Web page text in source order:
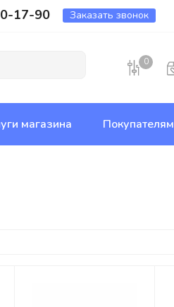
17-90 Заказать звонок
0
магазина Покупателям